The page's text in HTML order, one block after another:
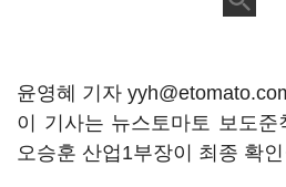
윤영혜 기자
이 기사는 뉴스토마토 보도
오승훈 산업1부장이 최종 확